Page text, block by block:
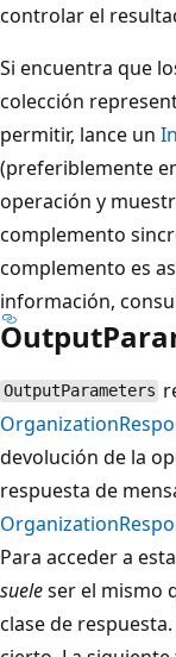
controlar el
Si encuentra que
colección
permitir, lance un
(preferiblemente
operación y
complemento
complemento es
información,
OutputParameters
devolución de la
respuesta de
Para acceder a
sueleser el mismo
clase de